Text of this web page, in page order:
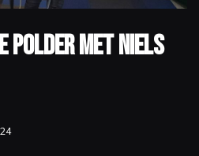
polder met Niels